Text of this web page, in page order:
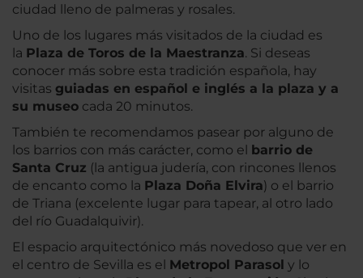
ciudad lleno de palmeras y rosales.
Uno de los lugares más visitados de la ciudad es
la Plaza de Toros de la Maestranza. Si deseas
conocer más sobre esta tradición española, hay
visitas guiadas en español e inglés a la plaza y a
su museo cada 20 minutos.
También te recomendamos pasear por alguno de
los barrios con más carácter, como el barrio de
Santa Cruz (la antigua judería, con rincones llenos
de encanto como la Plaza Doña Elvira) o el barrio
de Triana (excelente lugar para tapear, al otro lado
del río Guadalquivir).
El espacio arquitectónico más novedoso que ver en
el centro de Sevilla es el Metropol Parasol y lo